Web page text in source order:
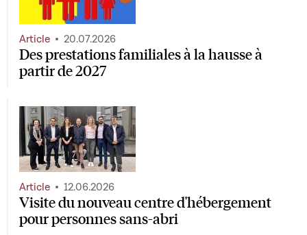
Des prestations familiales à la hausse à
partir de 2027
Article 20.07.2026
Visite du nouveau centre d'hébergement
pour personnes sans-abri
Article 12.06.2026